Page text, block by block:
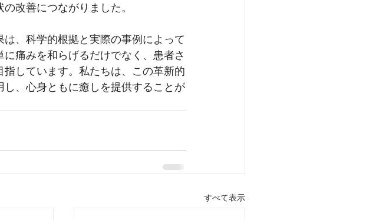
改善につながりました。
、科学的根拠と実際の事例によって
痛みを和らげるだけでなく、患者さ
しています。私たちは、この革新的
、心身ともに癒しを提供することが
すべて表示